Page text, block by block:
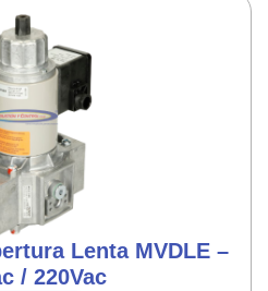
Lenta MVDLE –
/ 220Vac